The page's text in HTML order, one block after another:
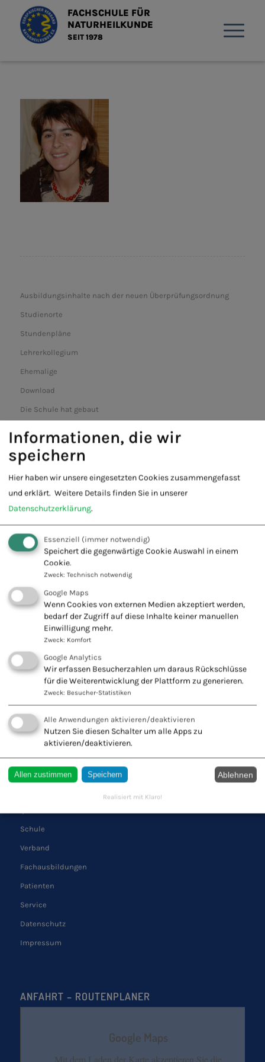
FACHSCHULE FÜR
NATURHEILKUNDE
SEIT 1978
Ausbildungsinhalte nach der neuen Überprüfungsordnung
Studienorte
Stundenpläne
Lehrerkollegium
Ehemalige
Download
Die Schule hat gebaut
Fachschule für Naturheilkunde -
Europäischer Verband Naturheilkunde
Innovation + Tradition = Zukunft
KONTAKT ZU UNS
Europäischer Verband
Naturheilkunde e.V.
Wiesbadener Str. 67
47138 Duisburg
Tel.: 0203 544250
Fax: 0203 553328
Schule
Verband
Fachausbildungen
Patienten
Service
Datenschutz
Impressum
ANFAHRT – ROUTENPLANER
Google Maps
Mit dem Laden der Karte akzeptieren Sie die
Informationen, die wir
speichern
Hier haben wir unsere eingesetzten Cookies zusammengefasst
und erklärt. Weitere Details finden Sie in unserer
Datenschutzerklärung.
Essenziell (immer notwendig)
Speichert die gegenwärtige Cookie Auswahl in einem
Cookie.
Zweck: Technisch notwendig
Google Maps
Wenn Cookies von externen Medien akzeptiert werden,
bedarf der Zugriff auf diese Inhalte keiner manuellen
Einwilligung mehr.
Zweck: Komfort
Google Analytics
Wir erfassen Besucherzahlen um daraus Rückschlüsse
für die Weiterentwicklung der Plattform zu generieren.
Zweck: Besucher-Statistiken
Alle Anwendungen aktivieren/deaktivieren
Nutzen Sie diesen Schalter um alle Apps zu
aktivieren/deaktivieren.
Allen zustimmen Speichern Ablehnen
Realisiert mit Klaro!